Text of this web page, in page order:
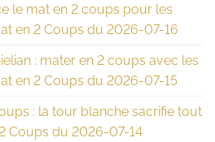
le mat en 2 coups pour les
en 2 Coups du 2026-07-16
: mater en 2 coups avec les
en 2 Coups du 2026-07-15
: la tour blanche sacrifie tout
Coups du 2026-07-14